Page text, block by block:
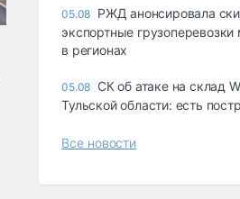
05.08 РЖД анонсировала
экспортные грузоперевозки
в регионах
05.08 СК об атаке на склад
Тульской области: есть
Все новости